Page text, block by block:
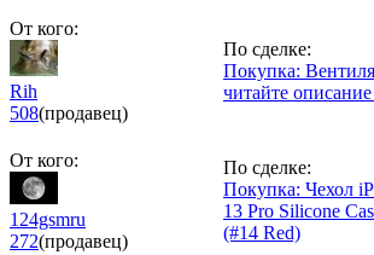
От кого:
Rih
508(продавец)
По сделке:
Покупка:
читайте
От кого:
124gsmru
272(продавец)
По сделке:
Покупка: Чехол
13 Pro Silicone
(#14 Red)